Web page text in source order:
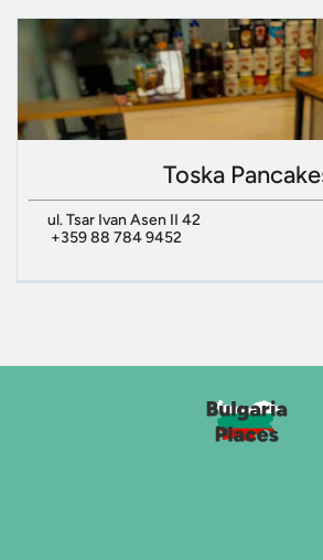
Toska
ul. Tsar Ivan Asen II 42
+359 88 784 9452